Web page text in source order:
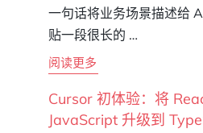
一句话将业务场景描述给
贴一段很长的 …
阅读更多
Cursor 初体验：将
JavaScript 升级到